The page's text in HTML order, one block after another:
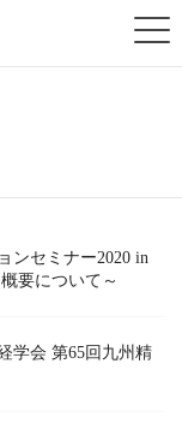
ンセミナー2020 in
要について～
学会 第65回九州精